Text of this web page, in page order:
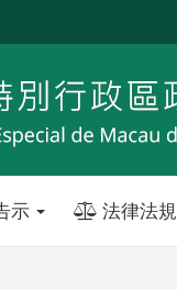
示 法律法規